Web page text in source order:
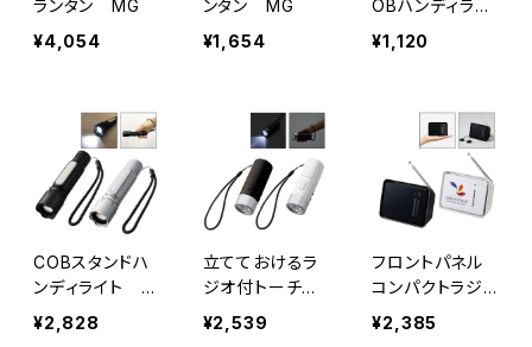
ランタン MG
¥4,054
ンタン MG
¥1,654
OBハンディライ
ト MG
¥1,120
COBスタンドハ
ンディライト M
G
¥2,828
立てておけるラ
ジオ付トーチラ
イト MG
¥2,539
フロントパネル
コンパクトラジ
オ MG
¥2,385